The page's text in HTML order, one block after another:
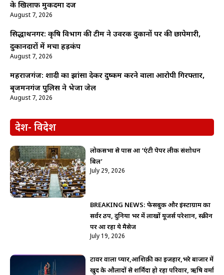
के खिलाफ मुकदमा दर्ज
August 7, 2026
सिद्धार्थनगर: कृषि विभाग की टीम ने उर्वरक दुकानों पर की छापेमारी,
दुकानदारों में मचा हड़कंप
August 7, 2026
महराजगंज: शादी का झांसा देकर दुष्कर्म करने वाला आरोपी गिरफ्तार,
बृजमनगंज पुलिस ने भेजा जेल
August 7, 2026
देश- विदेश
लोकसभा से पास हुआ ‘एंटी पेपर लीक संशोधन
बिल’
July 29, 2026
BREAKING NEWS: फेसबुक और इंस्टाग्राम का
सर्वर ठप, दुनिया भर में लाखों यूजर्स परेशान, स्क्रीन
पर आ रहा ये मैसेज
July 19, 2026
टावर वाला प्यार,आशिक़ी का इजहार,भरे बाजार में
खुद के औलादों से शर्मिंदा हो रहा परिवार, ऋषि वर्मा